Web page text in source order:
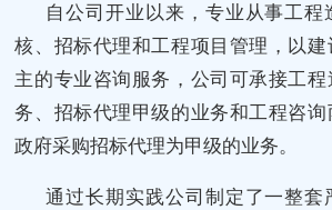
自公司开业以来，专业从事工程
核、招标代理和工程项目管理，以
主的专业咨询服务，公司可承接工
务、招标代理甲级的业务和工程咨询
政府采购招标代理为甲级的业务。
通过长期实践公司制定了一整套